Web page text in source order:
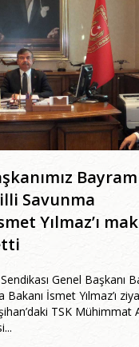
Bayram
Savunma
Yılmaz’ı
Genel Başkanı
Bakanı İsmet Yılmaz’ı
TSK Mühimmat